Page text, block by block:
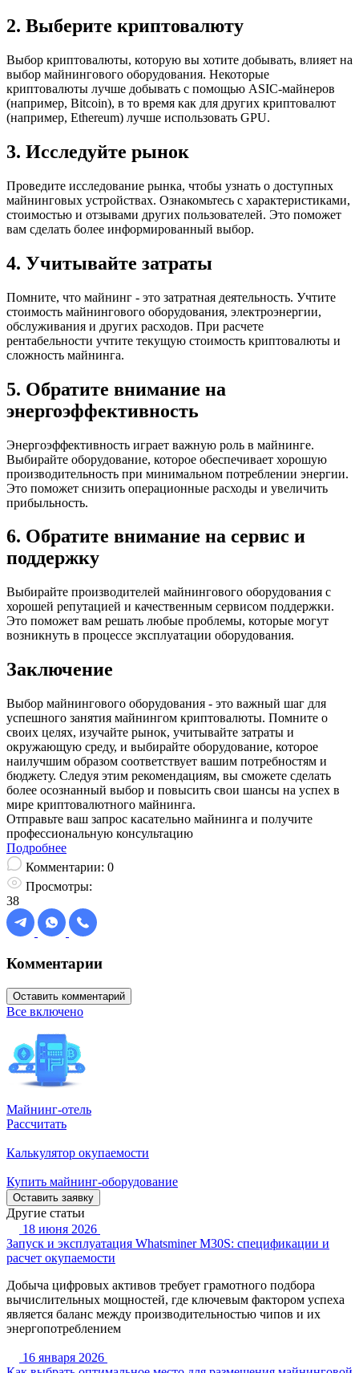
2. Выберите криптовалюту
Выбор криптовалюты, которую вы хотите добывать, влияет на
выбор майнингового оборудования. Некоторые
криптовалюты лучше добывать с помощью ASIC-майнеров
(например, Bitcoin), в то время как для других криптовалют
(например, Ethereum) лучше использовать GPU.
3. Исследуйте рынок
Проведите исследование рынка, чтобы узнать о доступных
майнинговых устройствах. Ознакомьтесь с характеристиками,
стоимостью и отзывами других пользователей. Это поможет
вам сделать более информированный выбор.
4. Учитывайте затраты
Помните, что майнинг - это затратная деятельность. Учтите
стоимость майнингового оборудования, электроэнергии,
обслуживания и других расходов. При расчете
рентабельности учтите текущую стоимость криптовалюты и
сложность майнинга.
5. Обратите внимание на
энергоэффективность
Энергоэффективность играет важную роль в майнинге.
Выбирайте оборудование, которое обеспечивает хорошую
производительность при минимальном потреблении энергии.
Это поможет снизить операционные расходы и увеличить
прибыльность.
6. Обратите внимание на сервис и
поддержку
Выбирайте производителей майнингового оборудования с
хорошей репутацией и качественным сервисом поддержки.
Это поможет вам решать любые проблемы, которые могут
возникнуть в процессе эксплуатации оборудования.
Заключение
Выбор майнингового оборудования - это важный шаг для
успешного занятия майнингом криптовалюты. Помните о
своих целях, изучайте рынок, учитывайте затраты и
окружающую среду, и выбирайте оборудование, которое
наилучшим образом соответствует вашим потребностям и
бюджету. Следуя этим рекомендациям, вы сможете сделать
более осознанный выбор и повысить свои шансы на успех в
мире криптовалютного майнинга.
Отправьте ваш запрос касательно майнинга и получите
профессиональную консультацию
Подробнее
Комментарии: 0
Просмотры:
38
Комментарии
Оставить комментарий
Все включено
Майнинг-отель
Рассчитать
Калькулятор окупаемости
Купить майнинг-оборудование
Оставить заявку
Другие статьи
18 июня 2026
Запуск и эксплуатация Whatsminer M30S: спецификации и
расчет окупаемости
Добыча цифровых активов требует грамотного подбора
вычислительных мощностей, где ключевым фактором успеха
является баланс между производительностью чипов и их
энергопотреблением
16 января 2026